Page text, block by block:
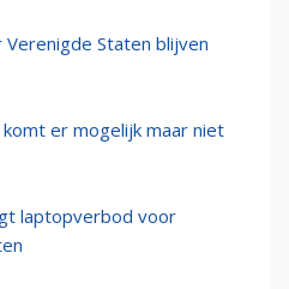
Staten blijven
er mogelijk maar niet
laptopverbod voor